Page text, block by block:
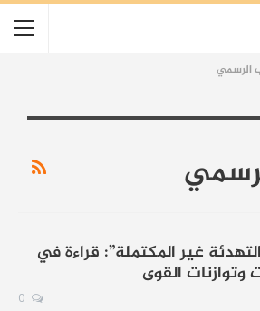
الرسمي
غير المكتملة”: قراءة في
وتوازنات القوى